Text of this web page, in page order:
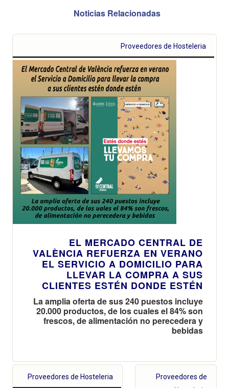
Noticias Relacionadas
Proveedores de Hosteleria
EL MERCADO CENTRAL DE
VALÈNCIA REFUERZA EN VERANO
EL SERVICIO A DOMICILIO PARA
LLEVAR LA COMPRA A SUS
CLIENTES ESTÉN DONDE ESTÉN
La amplia oferta de sus 240 puestos incluye
20.000 productos, de los cuales el 84% son
frescos, de alimentación no perecedera y
bebidas
Proveedores de Hosteleria
Proveedores de